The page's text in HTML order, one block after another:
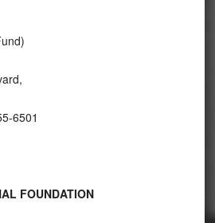
6501
FOUNDATION